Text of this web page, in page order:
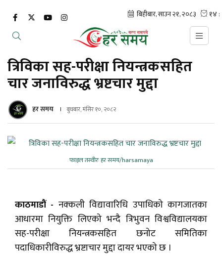
त्रिविका सह-परीक्षा नियन्त्रकसहित
चार जनाविरुद्ध भ्रष्टचार मुद्दा
हर समय बुधबार, मंसिर १०, २०८२
फाइल तस्वीरः हर समय/harsamaya
काठमाडौं - नक्कली विद्यावारिधि उपाधिको कागजातका
आधारमा नियुक्ति लिएको भन्दै त्रिभुवन विश्वविद्यालयका
सह-परीक्षा नियन्त्रकसहित छनोट समितिका
पदाधिकारीविरुद्ध भ्रष्टाचार मुद्दा दायर भएको छ ।